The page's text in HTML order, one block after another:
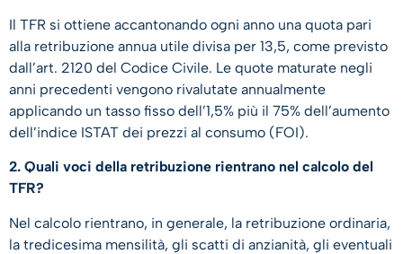
Il TFR si ottiene accantonando ogni anno una quota pari
alla retribuzione annua utile divisa per 13,5, come previsto
dall’art. 2120 del Codice Civile. Le quote maturate negli
anni precedenti vengono rivalutate annualmente
applicando un tasso fisso dell’1,5% più il 75% dell’aumento
dell’indice ISTAT dei prezzi al consumo (FOI).
2. Quali voci della retribuzione rientrano nel calcolo del
TFR?
Nel calcolo rientrano, in generale, la retribuzione ordinaria,
la tredicesima mensilità, gli scatti di anzianità, gli eventuali